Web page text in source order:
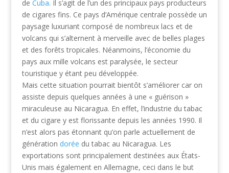
de Cuba. Il s’agit de l’un des principaux pays producteurs
de cigares fins. Ce pays d’Amérique centrale possède un
paysage luxuriant composé de nombreux lacs et de
volcans qui s’alternent à merveille avec de belles plages
et des forêts tropicales. Néanmoins, l’économie du
pays aux mille volcans est paralysée, le secteur
touristique y étant peu développée.
Mais cette situation pourrait bientôt s’améliorer car on
assiste depuis quelques années à une « guérison »
miraculeuse au Nicaragua. En effet, l’industrie du tabac
et du cigare y est florissante depuis les années 1990. Il
n’est alors pas étonnant qu’on parle actuellement de
génération dorée du tabac au Nicaragua. Les
exportations sont principalement destinées aux États-
Unis mais également en Allemagne, ceci dans le but